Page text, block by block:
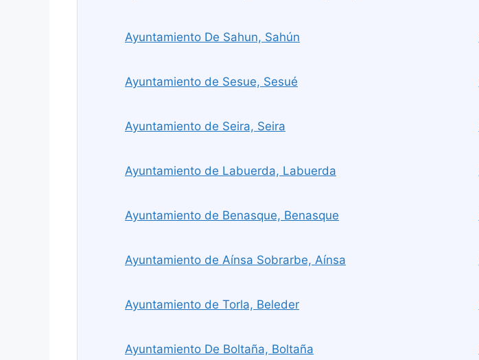
Ayuntamiento De Sahun, Sahún
Ayuntamiento de Sesue, Sesué
Ayuntamiento de Seira, Seira
Ayuntamiento de Labuerda, Labuerda
Ayuntamiento de Benasque, Benasque
Ayuntamiento de Aínsa Sobrarbe, Aínsa
Ayuntamiento de Torla, Beleder
Ayuntamiento De Boltaña, Boltaña